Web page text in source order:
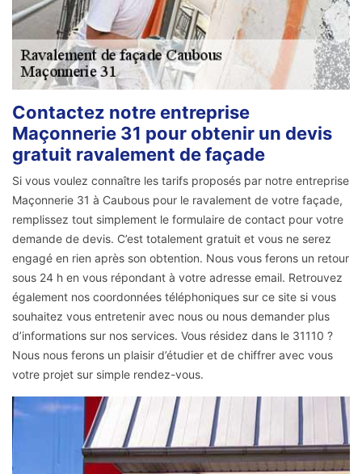
Contactez notre entreprise
Maçonnerie 31 pour obtenir un devis
gratuit ravalement de façade
Si vous voulez connaître les tarifs proposés par notre entreprise
Maçonnerie 31 à Caubous pour le ravalement de votre façade,
remplissez tout simplement le formulaire de contact pour votre
demande de devis. C’est totalement gratuit et vous ne serez
engagé en rien après son obtention. Nous vous ferons un retour
sous 24 h en vous répondant à votre adresse email. Retrouvez
également nos coordonnées téléphoniques sur ce site si vous
souhaitez vous entretenir avec nous ou nous demander plus
d’informations sur nos services. Vous résidez dans le 31110 ?
Nous nous ferons un plaisir d’étudier et de chiffrer avec vous
votre projet sur simple rendez-vous.